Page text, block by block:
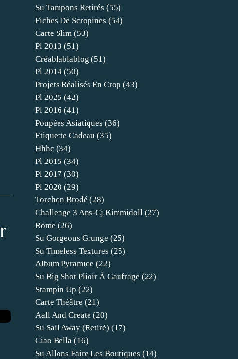
Su Tampons Retirés (55)
Fiches De Scropines (54)
Carte Slim (53)
Pl 2013 (51)
Créablablablog (51)
Pl 2014 (50)
Projets Réalisés En Crop (43)
Pl 2025 (42)
Pl 2016 (41)
Poupées Asiatiques (36)
Etiquette Cadeau (35)
Hhhc (34)
Pl 2015 (34)
Pl 2017 (30)
Pl 2020 (29)
Torchon Brodé (28)
Challenge 3 Ans-Cj Kimmidoll (27)
Rome (26)
Su Gorgeous Grunge (25)
Su Timeless Textures (25)
Album Pyramide (22)
Su Big Shot Plioir À Gaufrage (22)
Stampin Up (22)
Carte Théâtre (21)
Aall And Create (20)
Su Sail Away (retiré) (17)
Ciao Bella (16)
Su Allons Faire Les Boutiques (14)